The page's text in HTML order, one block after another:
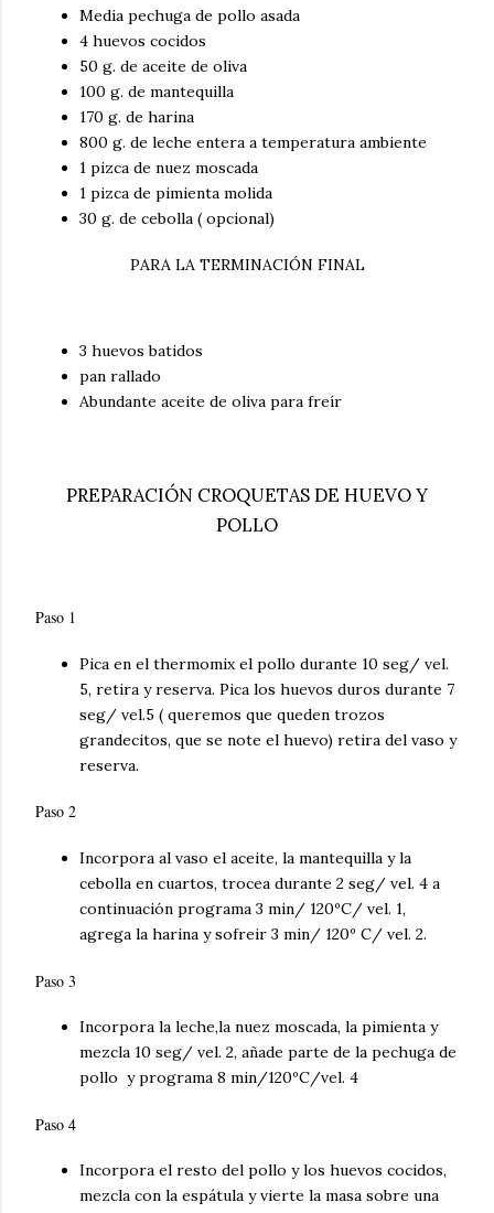
Media pechuga de pollo asada
4 huevos cocidos
50 g. de aceite de oliva
100 g. de mantequilla
170 g. de harina
800 g. de leche entera a temperatura ambiente
1 pizca de nuez moscada
1 pizca de pimienta molida
30 g. de cebolla ( opcional)
PARA LA TERMINACIÓN FINAL
3 huevos batidos
pan rallado
Abundante aceite de oliva para freír
PREPARACIÓN CROQUETAS DE HUEVO Y
POLLO
Paso 1
Pica en el thermomix el pollo durante 10 seg/ vel.
5, retira y reserva. Pica los huevos duros durante 7
seg/ vel.5 ( queremos que queden trozos
grandecitos, que se note el huevo) retira del vaso y
reserva.
Paso 2
Incorpora al vaso el aceite, la mantequilla y la
cebolla en cuartos, trocea durante 2 seg/ vel. 4 a
continuación programa 3 min/ 120ºC/ vel. 1,
agrega la harina ysofreir 3 min/ 120º C/ vel. 2.
Paso 3
Incorpora la leche,la nuez moscada, la pimienta y
mezcla 10 seg/ vel. 2, añade parte de la pechuga de
pollo y programa 8 min/120ºC/vel. 4
Paso 4
Incorpora el resto del pollo y los huevos cocidos,
mezcla con la espátula y vierte la masa sobre una